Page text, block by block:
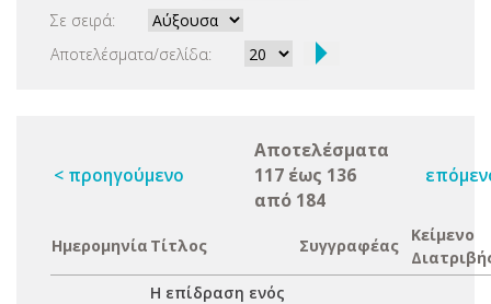
Σε σειρά:
Αποτελέσματα/σελίδα:
< προηγούμενο
Αποτελέσματα
117 έως 136
από 184
Ημερομηνία Τίτλος Συγγραφέας
Κείμενο
Η επίδραση ενός